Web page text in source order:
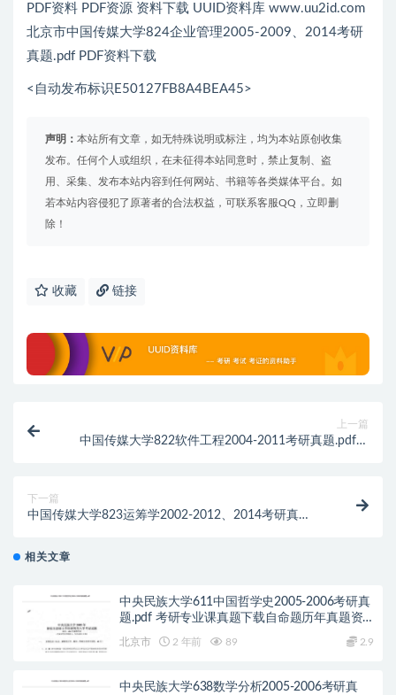
PDF资料 PDF资源 资料下载 UUID资料库 www.uu2id.com
北京市中国传媒大学824企业管理2005-2009、2014考研
真题.pdf PDF资料下载
<自动发布标识E50127FB8A4BEA45>
声明： 本站所有文章，如无特殊说明或标注，均为本站原创收集
发布。任何个人或组织，在未征得本站同意时，禁止复制、盗
用、采集、发布本站内容到任何网站、书籍等各类媒体平台。如
若本站内容侵犯了原著者的合法权益，可联系客服QQ，立即删
除！
收藏 链接
上一篇
中国传媒大学822软件工程2004-2011考研真题.pdf历
下一篇
中国传媒大学823运筹学2002-2012、2014考研真
相关文章
中央民族大学611中国哲学史2005-2006考研真
题.pdf 考研专业课真题下载自命题历年真题资
北京市 2 年前 89 2.9
中央民族大学638数学分析2005-2006考研真